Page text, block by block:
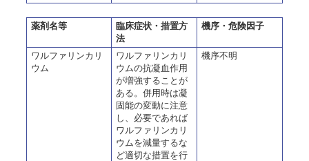
薬剤名等
臨床症状・措置方
法
機序・危険因子
ワルファリンカリ
ウム
ワルファリンカリ
ウムの抗凝血作用
が増強することが
ある。併用時は凝
固能の変動に注意
し、必要であれば
ワルファリンカリ
ウムを減量するな
ど適切な措置を行
機序不明